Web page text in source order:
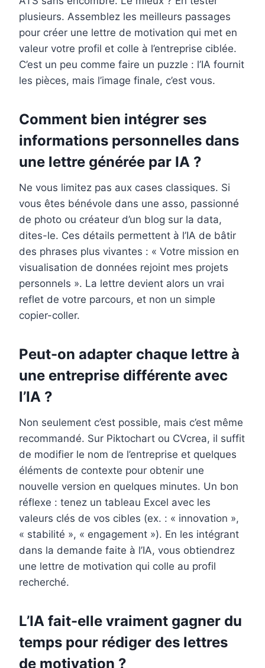
plusieurs. Assemblez les meilleurs passages
pour créer une lettre de motivation qui met en
valeur votre profil et colle à l’entreprise ciblée.
C’est un peu comme faire un puzzle : l’IA fournit
les pièces, mais l’image finale, c’est vous.
Comment bien intégrer ses
informations personnelles dans
une lettre générée par IA ?
Ne vous limitez pas aux cases classiques. Si
vous êtes bénévole dans une asso, passionné
de photo ou créateur d’un blog sur la data,
dites-le. Ces détails permettent à l’IA de bâtir
des phrases plus vivantes : « Votre mission en
visualisation de données rejoint mes projets
personnels ». La lettre devient alors un vrai
reflet de votre parcours, et non un simple
copier-coller.
Peut-on adapter chaque lettre à
une entreprise différente avec
l’IA ?
Non seulement c’est possible, mais c’est même
recommandé. Sur Piktochart ou CVcrea, il suffit
de modifier le nom de l’entreprise et quelques
éléments de contexte pour obtenir une
nouvelle version en quelques minutes. Un bon
réflexe : tenez un tableau Excel avec les
valeurs clés de vos cibles (ex. : « innovation »,
« stabilité », « engagement »). En les intégrant
dans la demande faite à l’IA, vous obtiendrez
une lettre de motivation qui colle au profil
recherché.
L’IA fait-elle vraiment gagner du
temps pour rédiger des lettres
de motivation ?